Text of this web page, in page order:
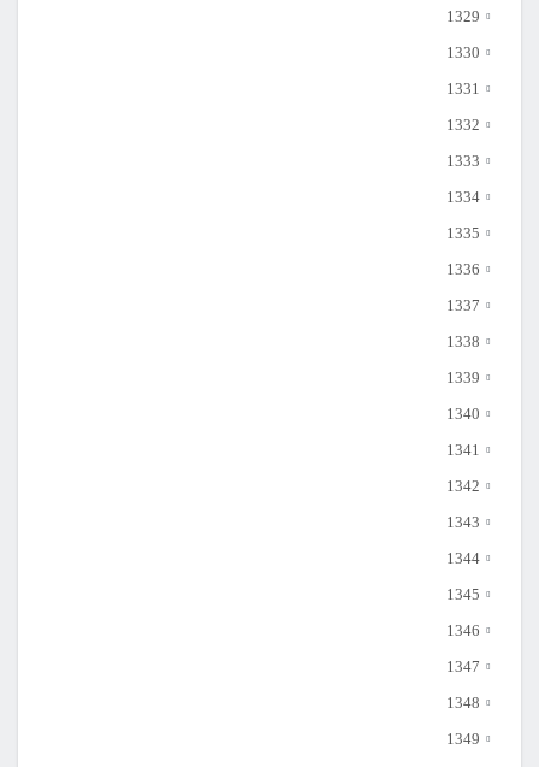
1329
1330
1331
1332
1333
1334
1335
1336
1337
1338
1339
1340
1341
1342
1343
1344
1345
1346
1347
1348
1349